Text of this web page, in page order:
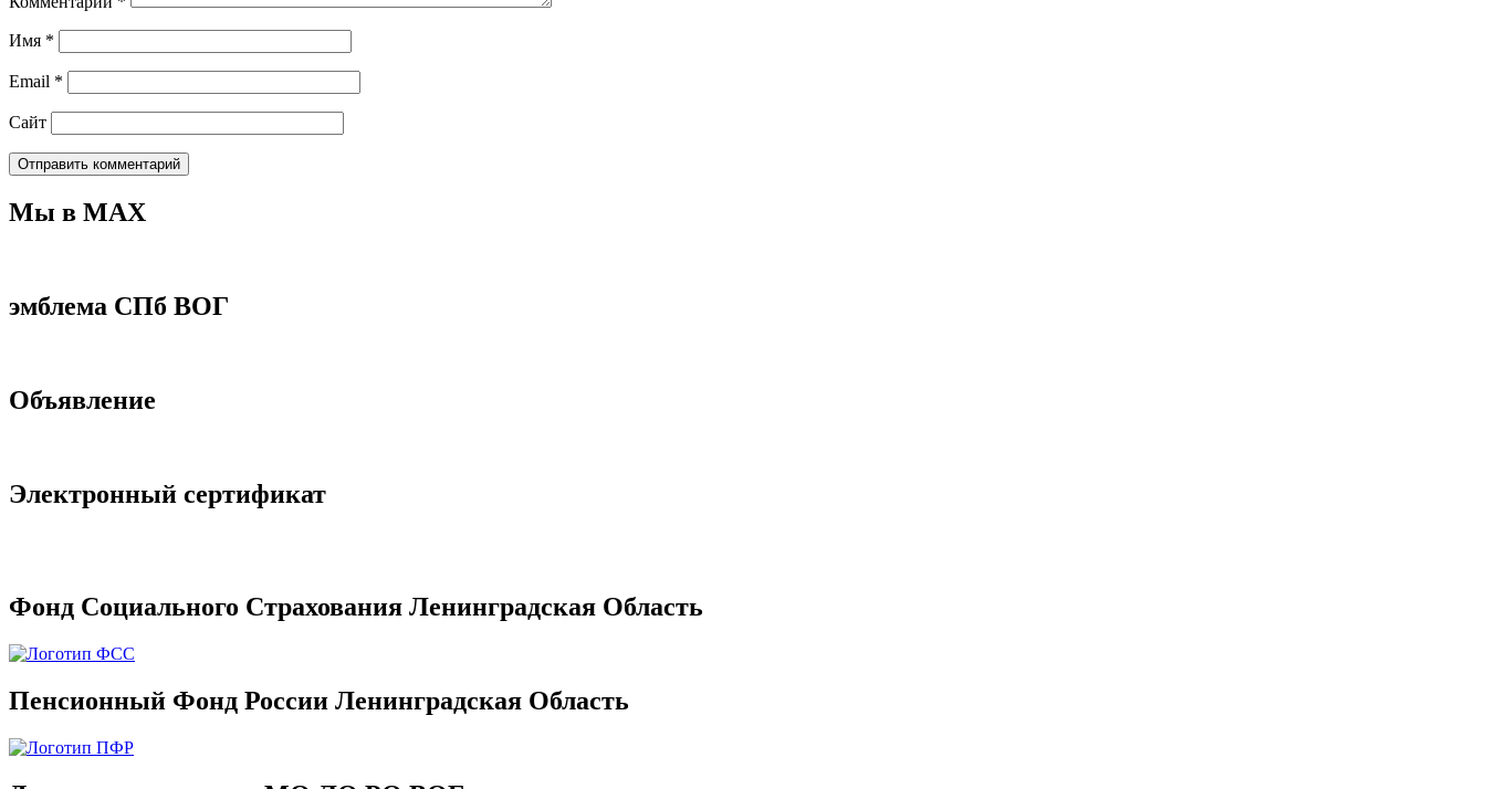
Имя *
Email *
Сайт
Мы в МАХ
эмблема СПб ВОГ
Объявление
Электронный сертификат
Фонд Социального Страхования Ленинградская Область
Пенсионный Фонд России Ленинградская Область